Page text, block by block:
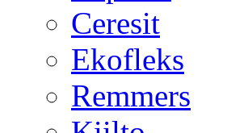
Ceresit
Ekofleks
Remmers